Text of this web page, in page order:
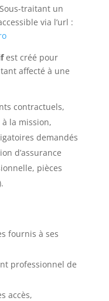
traitant un
via l’url :
est créé pour
affecté à une
contractuels,
la mission,
demandés
d’assurance
pièces
fournis à ses
professionnel de
accès,